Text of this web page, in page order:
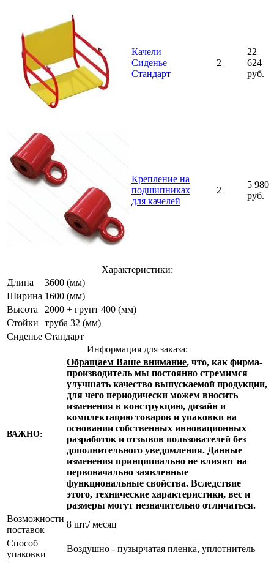
Качели
Сиденье
Стандарт
2
22
624
руб.
Крепление на
подшипниках
для качелей
2
5 980
руб.
Характеристики:
Длина
3600 (мм)
Ширина 1600 (мм)
Высота
2000 + грунт 400 (мм)
Стойки
труба 32 (мм)
Сиденье Стандарт
Информация для заказа:
ВАЖНО:
Обращаем Ваше внимание, что, как фирма-
производитель мы постоянно стремимся
улучшать качество выпускаемой продукции,
для чего периодически можем вносить
изменения в конструкцию, дизайн и
комплектацию товаров и упаковки на
основании собственных инновационных
разработок и отзывов пользователей без
дополнительного уведомления. Данные
изменения принципиально не влияют на
первоначально заявленные
функциональные свойства. Вследствие
этого, технические характеристики, вес и
размеры могут незначительно отличаться.
Возможности
поставок
8 шт./ месяц
Способ
упаковки
Воздушно - пузырчатая пленка, уплотнитель